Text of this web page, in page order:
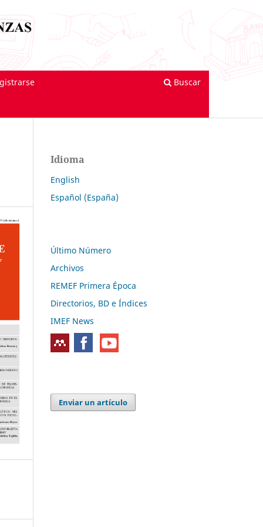
Buscar
Idioma
English
Español (España)
Último Número
Archivos
REMEF Primera Época
Directorios, BD e Índices
IMEF News
Enviar un artículo